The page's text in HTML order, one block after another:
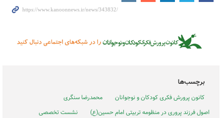
برچسب‌ها
کانون پرورش فکری کودکان و نوجوانان
محمدرضا سنگری
اصول فرزند پروری در منظومه تربیتی امام حسین(ع)
نشست تخصصی